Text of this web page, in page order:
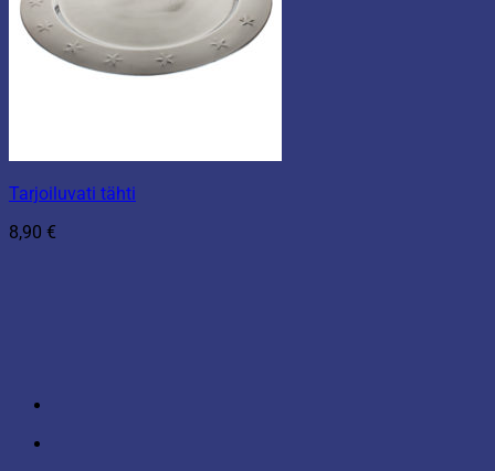
Tarjoiluvati tähti
8,90 €